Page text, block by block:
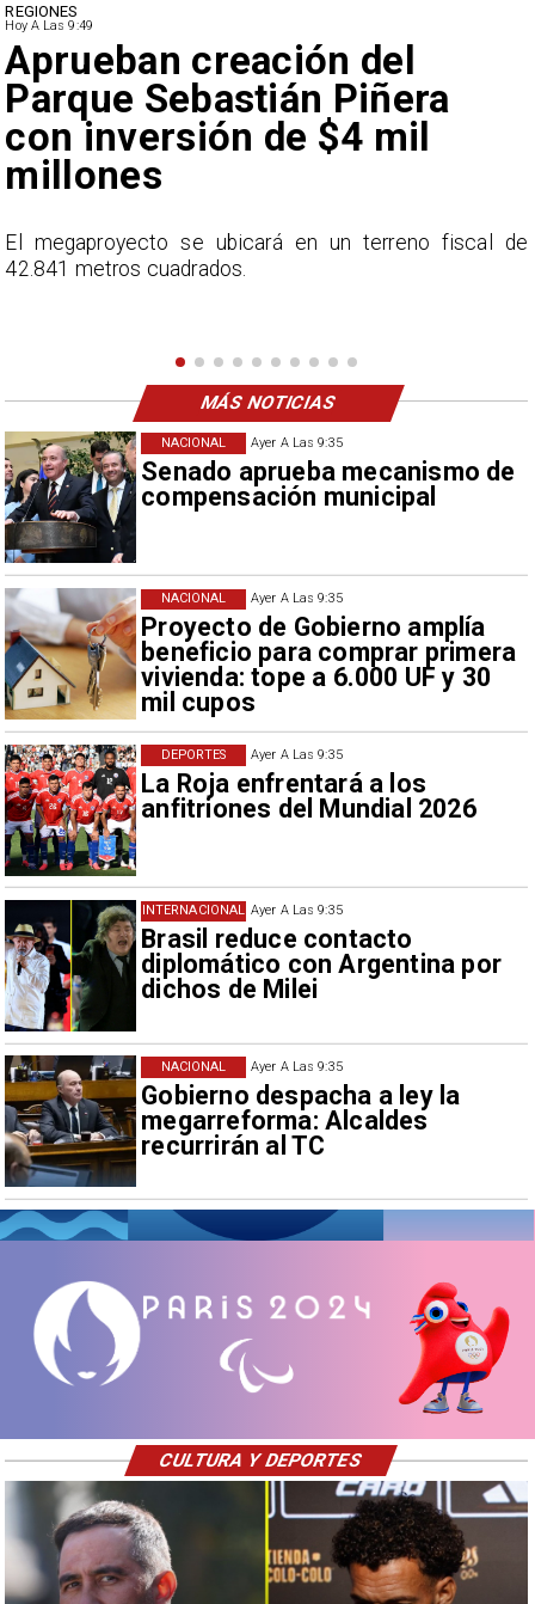
Ayer A Las 9:35
Senado aprueba mecanismo de
compensación municipal
NACIONAL
Ayer A Las 9:35
Proyecto de Gobierno amplía
beneficio para comprar primera
vivienda: tope a 6.000 UF y 30
mil cupos
NACIONAL
Ayer A Las 9:35
La Roja enfrentará a los
anfitriones del Mundial 2026
DEPORTES
Ayer A Las 9:35
Brasil reduce contacto
diplomático con Argentina por
dichos de Milei
INTERNACIONAL
Ayer A Las 9:35
Gobierno despacha a ley la
megarreforma: Alcaldes
recurrirán al TC
NACIONAL
DEPORTES
Hoy A Las 9:49
Claudio Bravo baja la
euforia sobre fichaje de
Vozinha
En el programa ESPN F90 Chile, Claudio Bravo ofrece
una visión más moderada sobre las expectativas del
MÁS NOTICIAS
CULTURA Y DEPORTES